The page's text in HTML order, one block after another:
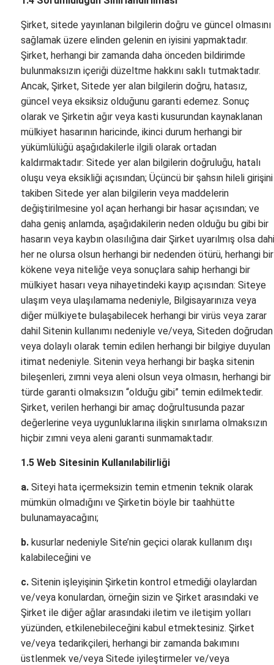
Şirket, sitede yayınlanan bilgilerin doğru ve güncel olmasını
sağlamak üzere elinden gelenin en iyisini yapmaktadır.
Şirket, herhangi bir zamanda daha önceden bildirimde
bulunmaksızın içeriği düzeltme hakkını saklı tutmaktadır.
Ancak, Şirket, Sitede yer alan bilgilerin doğru, hatasız,
güncel veya eksiksiz olduğunu garanti edemez. Sonuç
olarak ve Şirketin ağır veya kasti kusurundan kaynaklanan
mülkiyet hasarının haricinde, ikinci durum herhangi bir
yükümlülüğü aşağıdakilerle ilgili olarak ortadan
kaldırmaktadır: Sitede yer alan bilgilerin doğruluğu, hatalı
oluşu veya eksikliği açısından; Üçüncü bir şahsın hileli girişini
takiben Sitede yer alan bilgilerin veya maddelerin
değiştirilmesine yol açan herhangi bir hasar açısından; ve
daha geniş anlamda, aşağıdakilerin neden olduğu bu gibi bir
hasarın veya kaybın olasılığına dair Şirket uyarılmış olsa
her ne olursa olsun herhangi bir nedenden ötürü, herhangi bir
kökene veya niteliğe veya sonuçlara sahip herhangi bir
mülkiyet hasarı veya nihayetindeki kayıp açısından: Siteye
ulaşım veya ulaşılamama nedeniyle, Bilgisayarınıza veya
diğer mülkiyete bulaşabilecek herhangi bir virüs veya zarar
dahil Sitenin kullanımı nedeniyle ve/veya, Siteden doğrudan
veya dolaylı olarak temin edilen herhangi bir bilgiye duyulan
itimat nedeniyle. Sitenin veya herhangi bir başka sitenin
bileşenleri, zımni veya aleni olsun veya olmasın, herhangi bir
türde garanti olmaksızın “olduğu gibi” temin edilmektedir.
Şirket, verilen herhangi bir amaç doğrultusunda pazar
değerlerine veya uygunluklarına ilişkin sınırlama olmaksızın
hiçbir zımni veya aleni garanti sunmamaktadır.
1.5 Web Sitesinin Kullanılabilirliği
a.Siteyi hata içermeksizin temin etmenin teknik olarak
mümkün olmadığını ve Şirketin böyle bir taahhütte
bulunamayacağını;
b.kusurlar nedeniyle Site’nin geçici olarak kullanım dışı
kalabileceğini ve
c.Sitenin işleyişinin Şirketin kontrol etmediği olaylardan
ve/veya konulardan, örneğin sizin ve Şirket arasındaki ve
Şirket ile diğer ağlar arasındaki iletim ve iletişim yolları
yüzünden, etkilenebileceğini kabul etmektesiniz. Şirket
ve/veya tedarikçileri, herhangi bir zamanda bakımını
üstlenmek ve/veya Sitede iyileştirmeler ve/veya